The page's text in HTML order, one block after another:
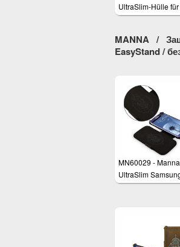
UltraSlim-Hülle für
Samsung Galaxy
MANNA /
EasyStand /
MN60029 - Manna
UltraSlim
Galaxy S3 i9300